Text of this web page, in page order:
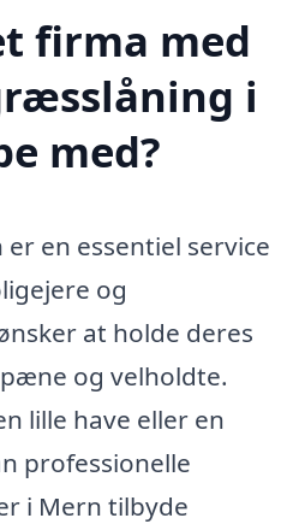
firma med
i
med?
en essentiel service
og
at holde deres
og velholdte.
lille have eller en
professionelle
i Mern tilbyde